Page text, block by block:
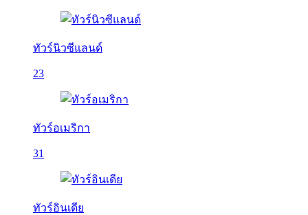
ทัวร์นิวซีแลนด์
23
ทัวร์อเมริกา
31
ทัวร์อินเดีย